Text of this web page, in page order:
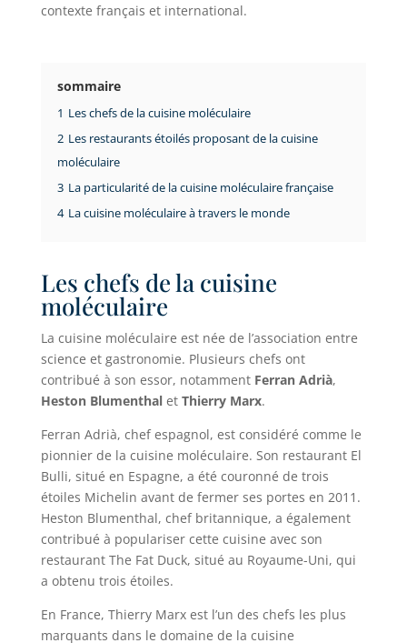
contexte français et international.
sommaire
1 Les chefs de la cuisine moléculaire
2 Les restaurants étoilés proposant de la cuisine
moléculaire
3 La particularité de la cuisine moléculaire française
4 La cuisine moléculaire à travers le monde
Les chefs de la cuisine
moléculaire
La cuisine moléculaire est née de l’association entre
science et gastronomie. Plusieurs chefs ont
contribué à son essor, notamment Ferran Adrià,
Heston Blumenthalet Thierry Marx.
Ferran Adrià, chef espagnol, est considéré comme le
pionnier de la cuisine moléculaire. Son restaurant El
Bulli, situé en Espagne, a été couronné de trois
étoiles Michelin avant de fermer ses portes en 2011.
Heston Blumenthal, chef britannique, a également
contribué à populariser cette cuisine avec son
restaurant The Fat Duck, situé au Royaume-Uni, qui
a obtenu trois étoiles.
En France, Thierry Marx est l’un des chefs les plus
marquants dans le domaine de la cuisine